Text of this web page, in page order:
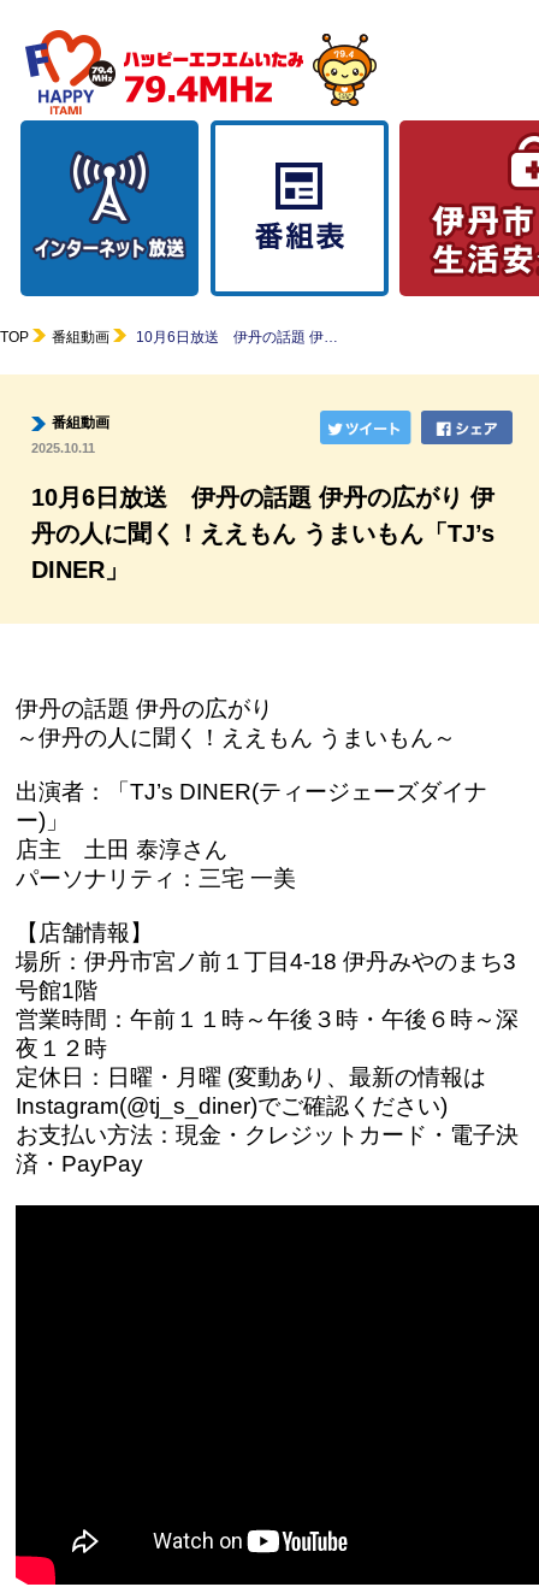
TOP 番組動画 10月6日放送 伊丹の話題 伊…
番組動画
2025.10.11
10月6日放送 伊丹の話題 伊丹の広がり 伊
丹の人に聞く！ええもん うまいもん「TJ’s
DINER」
伊丹の話題 伊丹の広がり
～伊丹の人に聞く！ええもん うまいもん～
出演者：「TJ’s DINER(ティージェーズダイナ
ー)」
店主 土田 泰淳さん
パーソナリティ：三宅 一美
【店舗情報】
場所：伊丹市宮ノ前１丁目4-18 伊丹みやのまち3
号館1階
営業時間：午前１１時～午後３時・午後６時～深
夜１２時
定休日：日曜・月曜 (変動あり、最新の情報は
Instagram(@tj_s_diner)でご確認ください)
お支払い方法：現金・クレジットカード・電子決
済・PayPay